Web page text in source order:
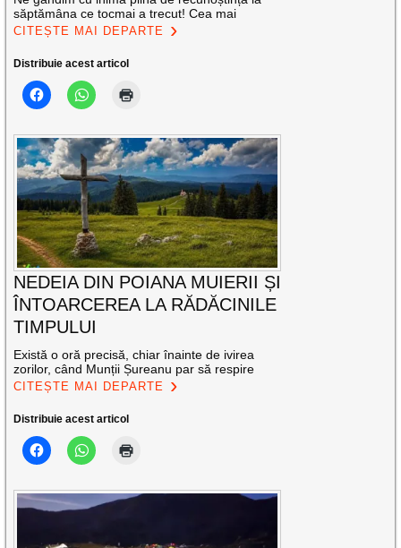
săptămâna ce tocmai a trecut! Cea mai
CITEȘTE MAI DEPARTE
Distribuie acest articol
NEDEIA DIN POIANA MUIERII ȘI
ÎNTOARCEREA LA RĂDĂCINILE
TIMPULUI
Există o oră precisă, chiar înainte de ivirea
zorilor, când Munții Șureanu par să respire
CITEȘTE MAI DEPARTE
Distribuie acest articol